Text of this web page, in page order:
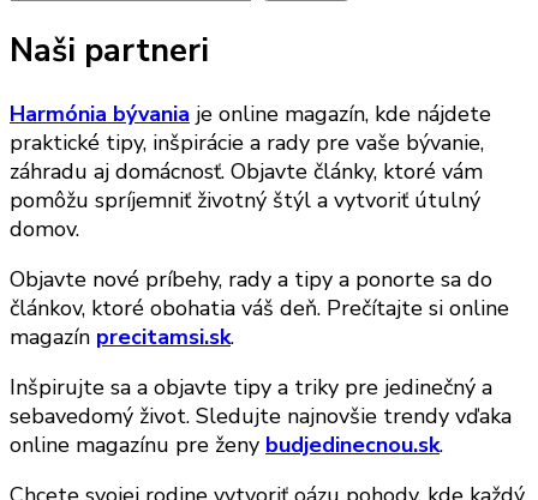
Naši partneri
Harmónia bývania je online magazín, kde nájdete
praktické tipy, inšpirácie a rady pre vaše bývanie,
záhradu aj domácnosť. Objavte články, ktoré vám
pomôžu spríjemniť životný štýl a vytvoriť útulný
domov.
Objavte nové príbehy, rady a tipy a ponorte sa do
článkov, ktoré obohatia váš deň. Prečítajte si online
magazín precitamsi.sk.
Inšpirujte sa a objavte tipy a triky pre jedinečný a
sebavedomý život. Sledujte najnovšie trendy vďaka
online magazínu pre ženy budjedinecnou.sk.